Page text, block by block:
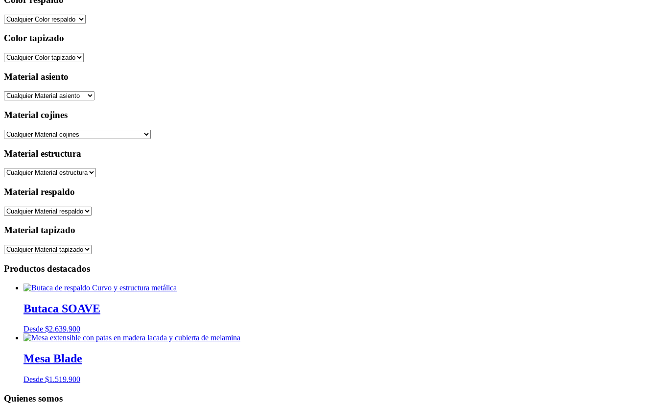
Color tapizado
Material asiento
Material cojines
Material estructura
Material respaldo
Material tapizado
Productos destacados
Butaca SOAVE
Desde $2.639.900
Mesa Blade
Desde $1.519.900
Quienes somos